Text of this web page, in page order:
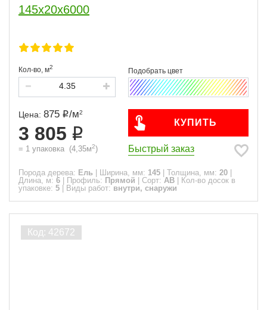
145x20x6000
Кол-во, м2
Цена: 875 /м2
3 805
= 1 упаковка (4,35м2)
КУПИТЬ
Быстрый заказ
Порода дерева: Ель Ширина, мм: 145 Толщина, мм: 20
Длина, м: 6 Профиль: Прямой Сорт: АВ
Кол-во досок в
упаковке: 5 Виды работ: внутри, снаружи